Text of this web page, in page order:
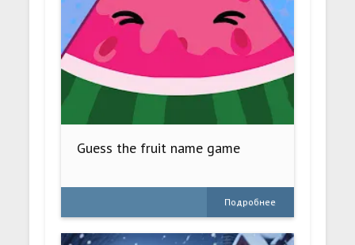
Guess the fruit name game
Подробнее